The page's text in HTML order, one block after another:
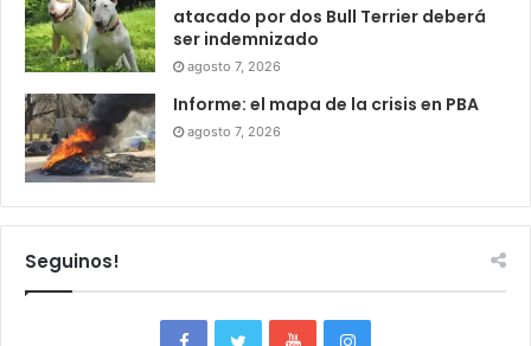
atacado por dos Bull Terrier deberá
ser indemnizado
agosto 7, 2026
Informe: el mapa de la crisis en PBA
agosto 7, 2026
Seguinos!